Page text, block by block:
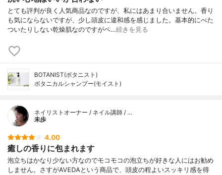
とても評判が良く人気商品なのですが、私にはあまり合いません。香り
も気にならないですが、少し頭皮に違和感を感じました。基本的にべた
ついたりしない乾燥肌なのですがベ…続きを見る
BOTANIST(ボタニスト)
ボタニカルシャンプー(モイスト)
ネイリストオーナー / ネイル講師 / …
未歩
4.00
癒しの香りに包まれます
泡立ちはかなり少ない方なのでモコモコの泡立ちが好きな人にはお勧め
しません。さすがAVEDAという商品で、頭皮の程よいスッキリ感を得